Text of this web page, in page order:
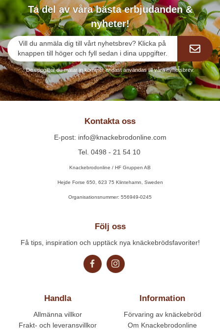
Ta del av våra bästa erbjudanden &
nyheter!
Vill du anmäla dig till vårt nyhetsbrev? Klicka på
knappen till höger och fyll sedan i dina uppgifter.
De uppgifter du matar in kommer endast användas till våra nyhetsbrev.
Kontakta oss
E-post: info@knackebrodonline.com
Tel. 0498 - 21 54 10
Knackebrodonline / HF Gruppen AB
Hejde Forse 650, 623 75 Klintehamn, Sweden
Organisationsnummer: 556949-0245
Handla
Allmänna villkor
Frakt- och leveransvillkor
Information
Förvaring av knäckebröd
Om Knackebrodonline
Följ oss
Få tips, inspiration och upptäck nya knäckebrödsfavoriter!